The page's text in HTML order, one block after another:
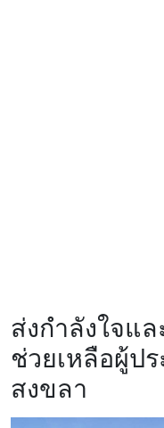
ส่งกำลังใจแ
ช่วยเหลือผู้ป
สงขลา